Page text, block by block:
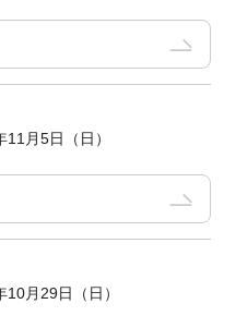
月5日（日）
月29日（日）